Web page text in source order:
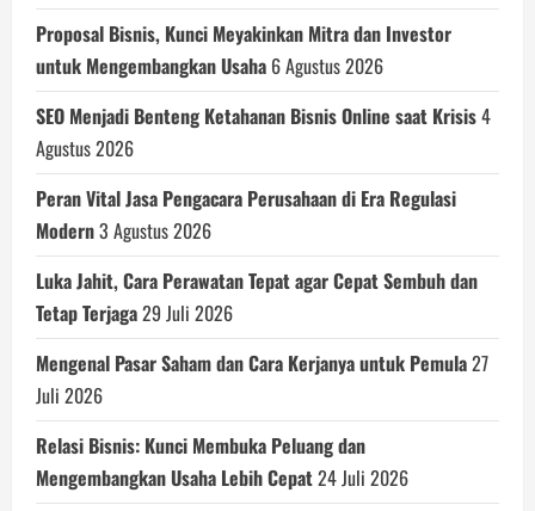
Proposal Bisnis, Kunci Meyakinkan Mitra dan Investor
untuk Mengembangkan Usaha 6 Agustus 2026
SEO Menjadi Benteng Ketahanan Bisnis Online saat Krisis4
Agustus 2026
Peran Vital Jasa Pengacara Perusahaan di Era Regulasi
Modern3 Agustus 2026
Luka Jahit, Cara Perawatan Tepat agar Cepat Sembuh dan
Tetap Terjaga29 Juli 2026
Mengenal Pasar Saham dan Cara Kerjanya untuk Pemula27
Juli 2026
Relasi Bisnis: Kunci Membuka Peluang dan
Mengembangkan Usaha Lebih Cepat24 Juli 2026